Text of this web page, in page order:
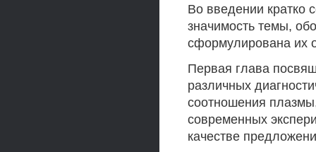
Во введении кратко
значимость темы,
сформулирована их
Первая глава
различных
соотношения
современных
качестве